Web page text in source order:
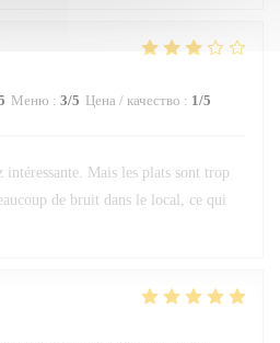
Меню : 3/5 Цена / качество : 1/5
intéressante. Mais les plats sont trop
de bruit dans le local, ce qui